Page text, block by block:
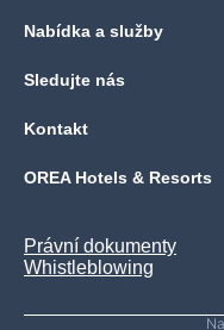
Nabídka a služby
Sledujte nás
Kontakt
OREA Hotels & Resorts
Právní dokumenty
Whistleblowing